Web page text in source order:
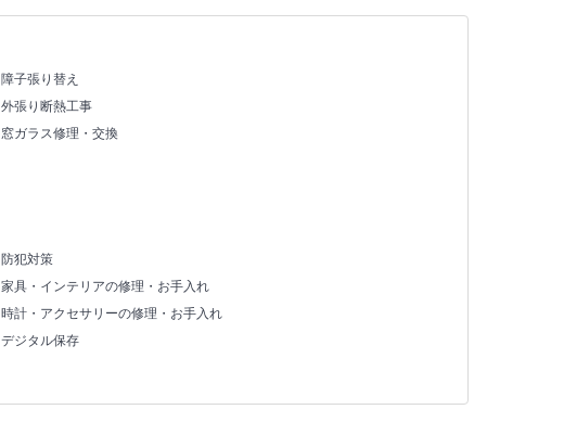
障子張り替え
外張り断熱工事
窓ガラス修理・交換
防犯対策
家具・インテリアの修理・お手入れ
時計・アクセサリーの修理・お手入れ
デジタル保存